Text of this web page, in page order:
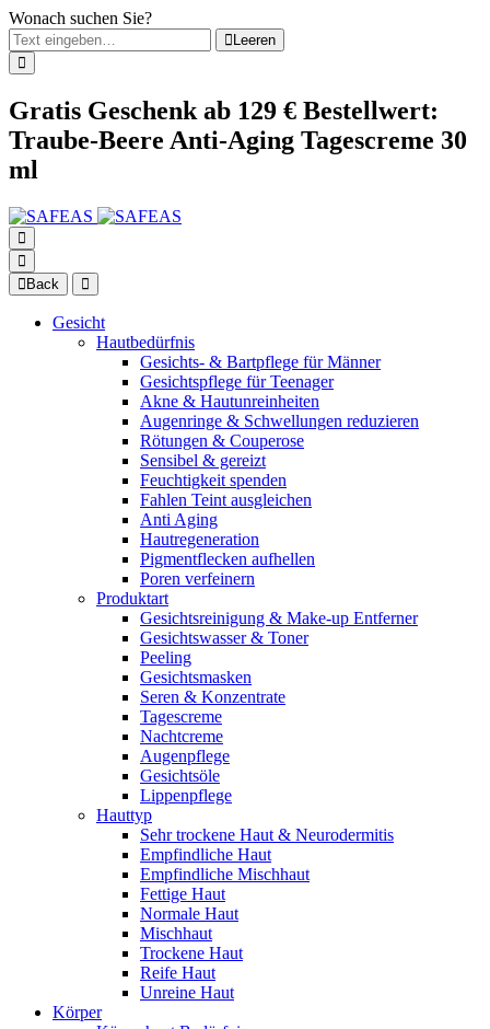
Wonach suchen Sie?
Leeren
Gratis Geschenk ab 129 € Bestellwert:
Traube-Beere Anti-Aging Tagescreme 30
ml
Back
Gesicht
Hautbedürfnis
Gesichts- & Bartpflege für Männer
Gesichtspflege für Teenager
Akne & Hautunreinheiten
Augenringe & Schwellungen reduzieren
Rötungen & Couperose
Sensibel & gereizt
Feuchtigkeit spenden
Fahlen Teint ausgleichen
Anti Aging
Hautregeneration
Pigmentflecken aufhellen
Poren verfeinern
Produktart
Gesichtsreinigung & Make-up Entferner
Gesichtswasser & Toner
Peeling
Gesichtsmasken
Seren & Konzentrate
Tagescreme
Nachtcreme
Augenpflege
Gesichtsöle
Lippenpflege
Hauttyp
Sehr trockene Haut & Neurodermitis
Empfindliche Haut
Empfindliche Mischhaut
Fettige Haut
Normale Haut
Mischhaut
Trockene Haut
Reife Haut
Unreine Haut
Körper